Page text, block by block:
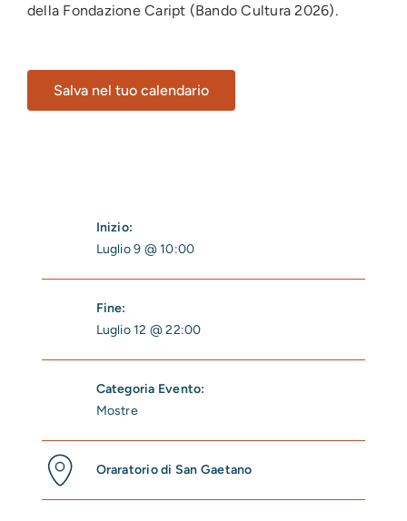
della Fondazione Caript (Bando Cultura 2026).
Salva nel tuo calendario
Inizio:
Luglio 9 @ 10:00
Fine:
Luglio 12 @ 22:00
Categoria Evento:
Mostre
Oraratorio di San Gaetano